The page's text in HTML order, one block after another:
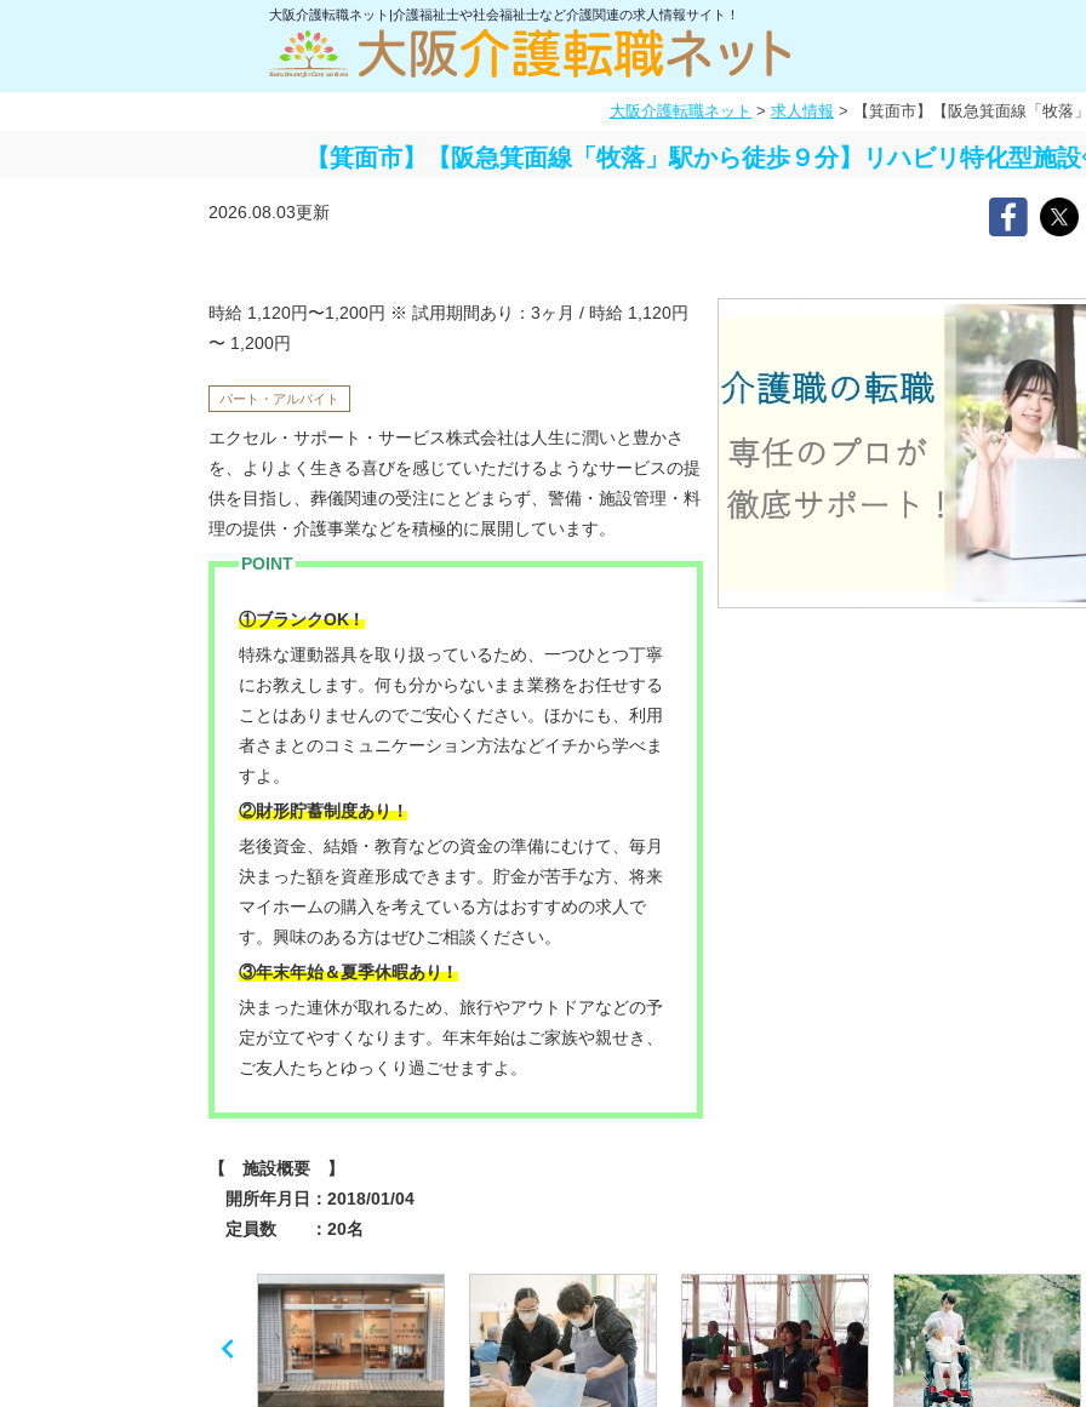
大阪介護転職ネット|介護福祉士や社会福祉士など介護関連の求人情報サイト！
大阪介護転職ネット > 求人情報 > 【箕面市】【阪急箕面線「牧
【箕面市】【阪急箕面線「牧落」駅から徒歩９分】リハビリ特化型施
2026.08.03更新
時給 1,120円〜1,200円 ※ 試用期間あり：3ヶ月 / 時給 1,120円
〜 1,200円
パート・アルバイト
エクセル・サポート・サービス株式会社は人生に潤いと豊かさ
を、よりよく生きる喜びを感じていただけるようなサービスの提
供を目指し、葬儀関連の受注にとどまらず、警備・施設管理・料
理の提供・介護事業などを積極的に展開しています。
POINT
①ブランクOK！
特殊な運動器具を取り扱っているため、一つひとつ丁寧
にお教えします。何も分からないまま業務をお任せする
ことはありませんのでご安心ください。ほかにも、利用
者さまとのコミュニケーション方法などイチから学べま
すよ。
②財形貯蓄制度あり！
老後資金、結婚・教育などの資金の準備にむけて、毎月
決まった額を資産形成できます。貯金が苦手な方、将来
マイホームの購入を考えている方はおすすめの求人で
す。興味のある方はぜひご相談ください。
③年末年始＆夏季休暇あり！
決まった連休が取れるため、旅行やアウトドアなどの予
定が立てやすくなります。年末年始はご家族や親せき、
ご友人たちとゆっくり過ごせますよ。
【 施設概要 】
開所年月日：2018/01/04
定員数 ：20名
